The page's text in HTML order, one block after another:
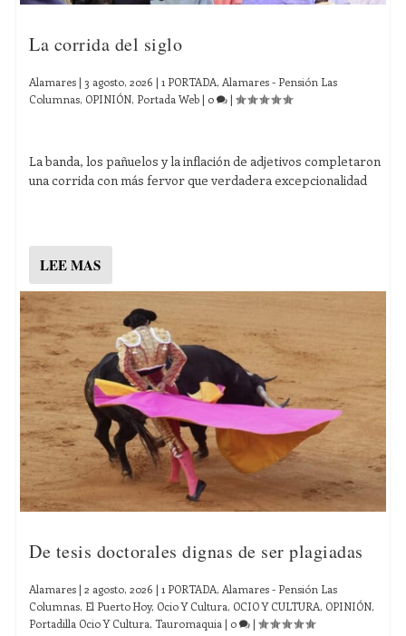
La corrida del siglo
Alamares | 3 agosto, 2026 |1 PORTADA,Alamares - Pensión Las
Columnas, OPINIÓN, Portada Web | 0 |
La banda, los pañuelos y la inflación de adjetivos completaron
una corrida con más fervor que verdadera excepcionalidad
LEE MAS
De tesis doctorales dignas de ser plagiadas
Alamares |2 agosto, 2026 |1 PORTADA, Alamares - Pensión Las
Columnas, El Puerto Hoy, Ocio Y Cultura, OCIO Y CULTURA, OPINIÓN,
Portadilla Ocio Y Cultura, Tauromaquia | 0 |